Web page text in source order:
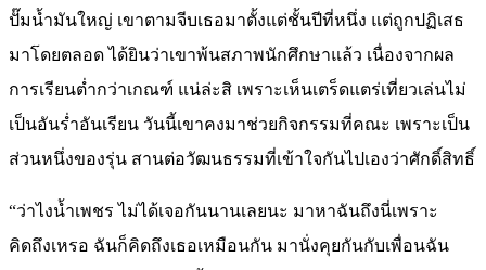
ปั๊มน้ำมันใหญ่ เขาตามจีบเธอมาตั้งแต่ชั้นปีที่หนึ่ง แต่ถูกปฏิเสธ
มาโดยตลอด ได้ยินว่าเขาพ้นสภาพนักศึกษาแล้ว เนื่องจากผล
การเรียนต่ำกว่าเกณฑ์ แน่ล่ะสิ เพราะเห็นเตร็ดแตร่เที่ยวเล่นไม่
เป็นอันร่ำอันเรียน วันนี้เขาคงมาช่วยกิจกรรมที่คณะ เพราะเป็น
ส่วนหนึ่งของรุ่น สานต่อวัฒนธรรมที่เข้าใจกันไปเองว่าศักดิ์สิทธิ์
“ว่าไงน้ำเพชร ไม่ได้เจอกันนานเลยนะ มาหาฉันถึงนี่เพราะ
คิดถึงเหรอ ฉันก็คิดถึงเธอเหมือนกัน มานั่งคุยกันกับเพื่อนฉัน